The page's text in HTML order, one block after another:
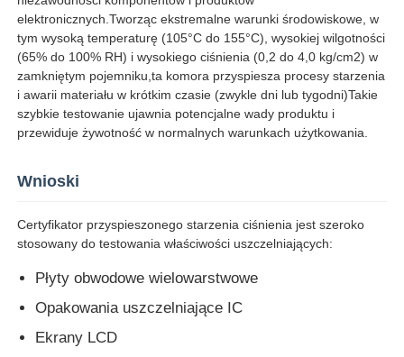
Wycieczka po fabryce
Kontrola jakości
Poprosić o wycenę
Sprzęt do badań laboratoryjnych
Komora do badań środowiskowych
elektronicznych.Tworząc ekstremalne warunki środowiskowe, w
tym wysoką temperaturę (105°C do 155°C), wysokiej wilgotności
(65% do 100% RH) i wysokiego ciśnienia (0,2 do 4,0 kg/cm2) w
zamkniętym pojemniku,ta komora przyspiesza procesy starzenia
i awarii materiału w krótkim czasie (zwykle dni lub tygodni)Takie
szybkie testowanie ujawnia potencjalne wady produktu i
przewiduje żywotność w normalnych warunkach użytkowania.
Wnioski
Certyfikator przyspieszonego starzenia ciśnienia jest szeroko
stosowany do testowania właściwości uszczelniających:
Płyty obwodowe wielowarstwowe
Opakowania uszczelniające IC
Ekrany LCD